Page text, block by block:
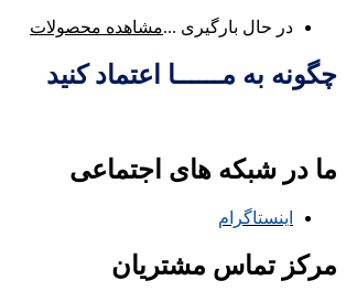
در حال بارگیری ...مشاهده محصولات
چگونه به مــــــا اعتماد کنید
ما در شبکه های اجتماعی
اینستاگرام
مرکز تماس مشتریان